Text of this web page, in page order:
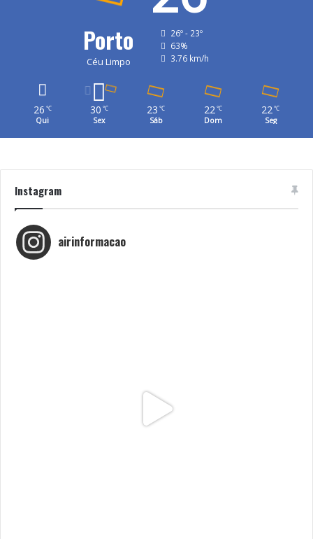
Porto
Céu Limpo
26º - 23º
63%
3.76 km/h
26 ℃
Qui
30 ℃
Sex
23 ℃
Sáb
22℃
Dom
22℃
Seg
Instagram
airinformacao